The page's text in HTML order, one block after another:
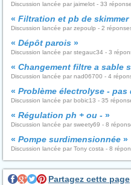
Discussion lancée par jaimelot - 33
« Filtration et pb de skimmer
Discussion lancée par zepoulp - 2
« Dépôt parois »
Discussion lancée par stegauc34 - 3
« Changement filtre a sable
Discussion lancée par nad06700 - 4
« Problème électrolyse - pas
Discussion lancée par bobic13 - 35
« Régulation ph + ou - »
Discussion lancée par sweety69 - 8
« Pompe surdimensionnée »
Discussion lancée par Tony costa - 8
Partagez cette page